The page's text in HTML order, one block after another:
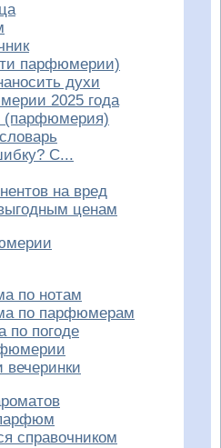
парфюмерии)
духи
2025 года
(парфюмерия)
С...
на вред
ценам
по нотам
по парфюмерам
погоде
справочником